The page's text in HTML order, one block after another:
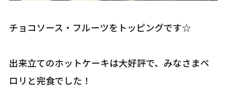
チョコソース・フルーツをトッピングです☆
出来立てのホットケーキは大好評で、みなさまペ
ロリと完食でした！